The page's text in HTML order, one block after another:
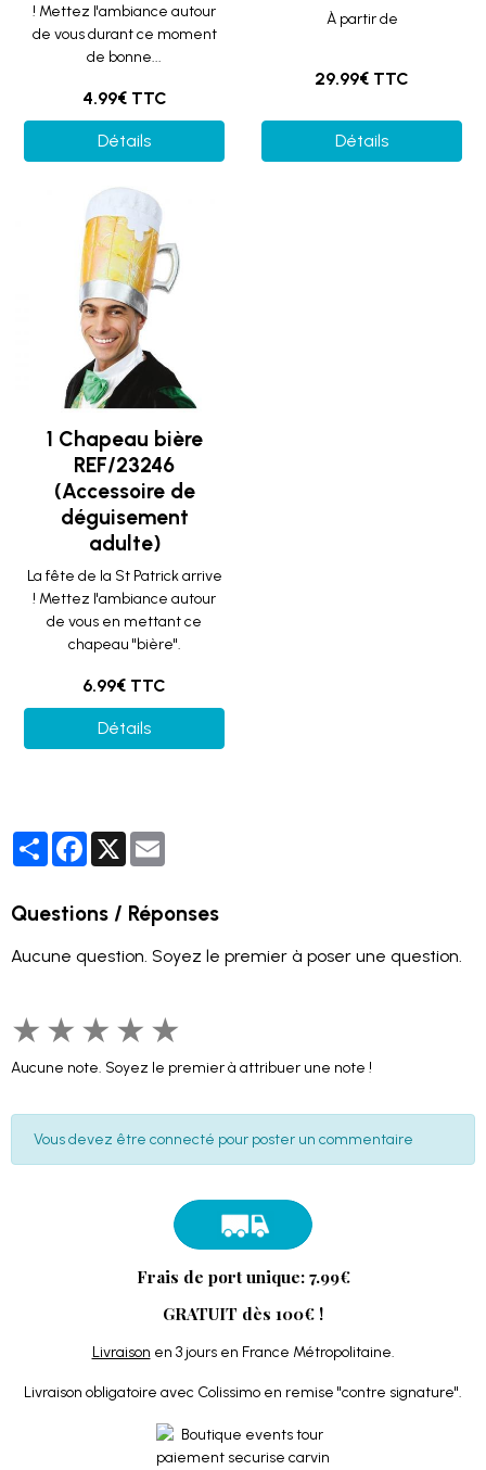
! Mettez l'ambiance autour
de vous durant ce moment
de bonne...
4.99€ TTC
Détails
À partir de
29.99€ TTC
Détails
1 Chapeau bière
REF/23246
(Accessoire de
déguisement
adulte)
La fête de la St Patrick arrive
! Mettez l'ambiance autour
de vous en mettant ce
chapeau "bière".
6.99€ TTC
Détails
PartagerFacebook
X
Questions / Réponses
Aucune question. Soyez le premier à poser une question.
★ ★ ★ ★ ★
Aucune note. Soyez le premier à attribuer une note !
Vous devez être connecté pour poster un commentaire
Frais de port unique: 7.99€
GRATUIT dès 100€ !
Livraison en 3 jours en France Métropolitaine.
Livraison obligatoire avec Colissimo en remise "contre signature".